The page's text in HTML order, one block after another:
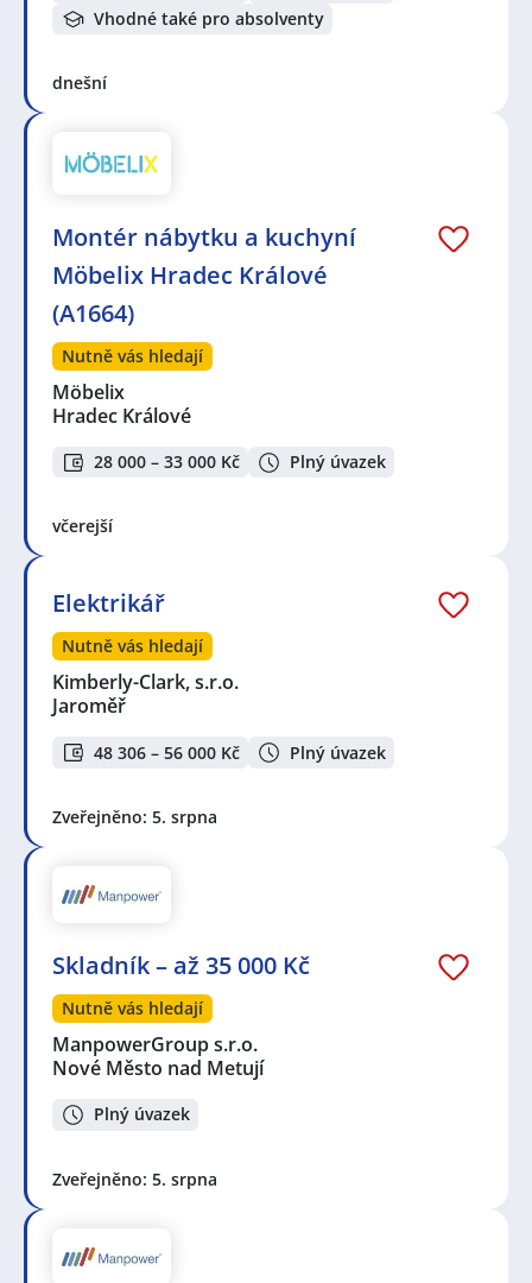
Vhodné také pro absolventy
dnešní
Montér nábytku a kuchyní
Möbelix Hradec Králové
(A1664)
Nutně vás hledají
Möbelix
Hradec Králové
28 000 – 33 000 Kč Plný úvazek
včerejší
Elektrikář
Nutně vás hledají
Kimberly-Clark, s.r.o.
Jaroměř
48 306 – 56 000 Kč Plný úvazek
Zveřejněno: 5. srpna
Skladník – až 35 000 Kč
Nutně vás hledají
ManpowerGroup s.r.o.
Nové Město nad Metují
Plný úvazek
Zveřejněno: 5. srpna